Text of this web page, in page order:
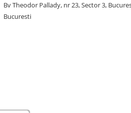
Bv Theodor Pallady, nr 23, Sector 3,
Bucuresti